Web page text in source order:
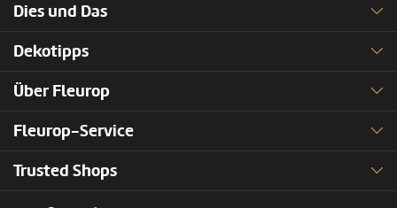
Dies und Das
Dekotipps
Über Fleurop
Fleurop-Service
Trusted Shops